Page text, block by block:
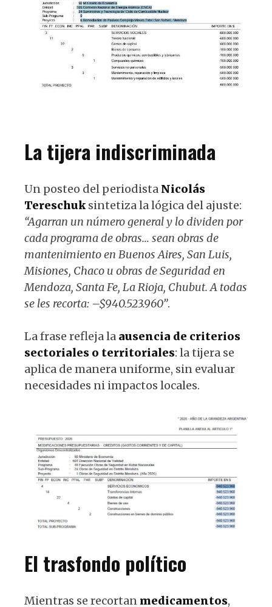
La tijera indiscriminada
Un posteo del periodista Nicolás
Tereschuk sintetiza la lógica del ajuste:
“Agarran un número general y lo dividen por
cada programa de obras… sean obras de
mantenimiento en Buenos Aires, San Luis,
Misiones, Chaco u obras de Seguridad en
Mendoza, Santa Fe, La Rioja, Chubut. A todas
se les recorta: –$940.523.960”.
La frase refleja la ausencia de criterios
sectoriales o territoriales: la tijera se
aplica de manera uniforme, sin evaluar
necesidades ni impactos locales.
El trasfondo político
Mientras se recortan medicamentos,